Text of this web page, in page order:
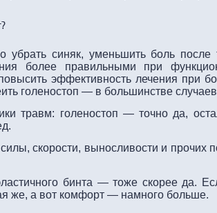
убрать синяк, уменьшить боль
более правильными при
эффективность лечения при
голеностоп — в большинстве
травм: голеностоп — точно да,
скорости, выносливости и прочих
бинта — тоже скорее да.
же, а вот комфорт — намного больше.